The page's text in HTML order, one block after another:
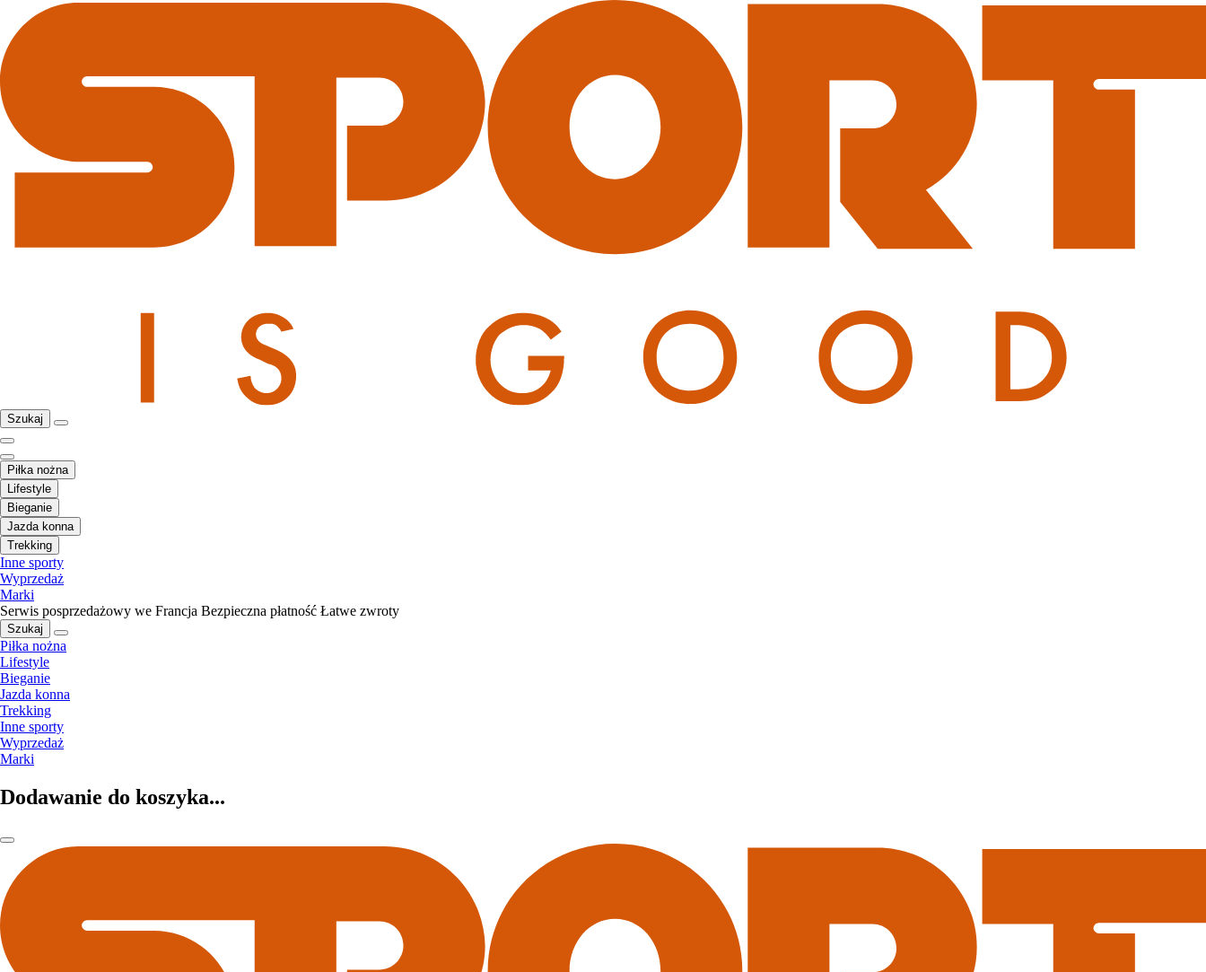
Szukaj
Piłka nożna
Lifestyle
Bieganie
Jazda konna
Trekking
Inne sporty
Wyprzedaż
Marki
Serwis posprzedażowy we Francja Bezpieczna płatność Łatwe zwroty
Szukaj
Piłka nożna
Lifestyle
Bieganie
Jazda konna
Trekking
Inne sporty
Wyprzedaż
Marki
Dodawanie do koszyka...